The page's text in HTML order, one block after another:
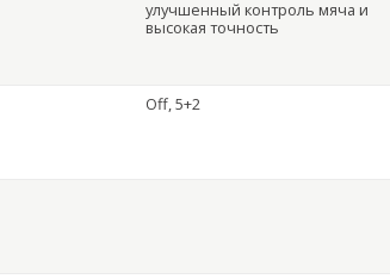
улучшенный контроль мяча и
высокая точность
Off, 5+2